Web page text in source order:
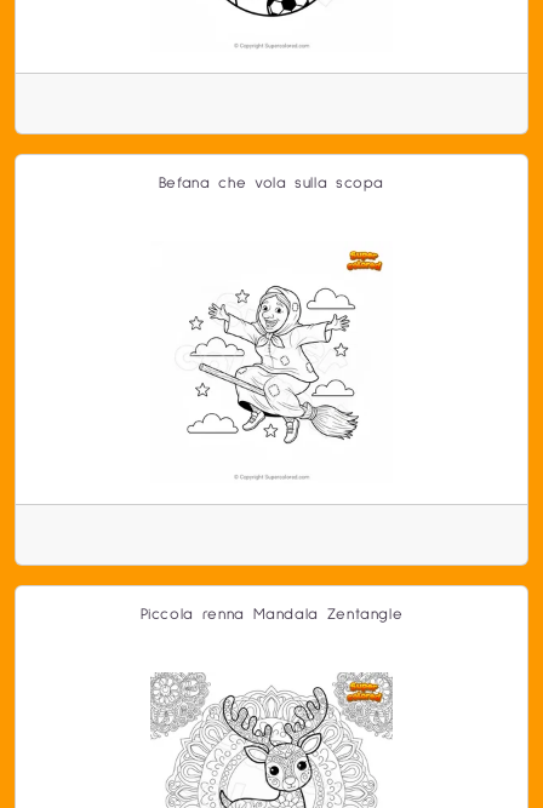
Befana che vola sulla scopa
Piccola renna Mandala Zentangle